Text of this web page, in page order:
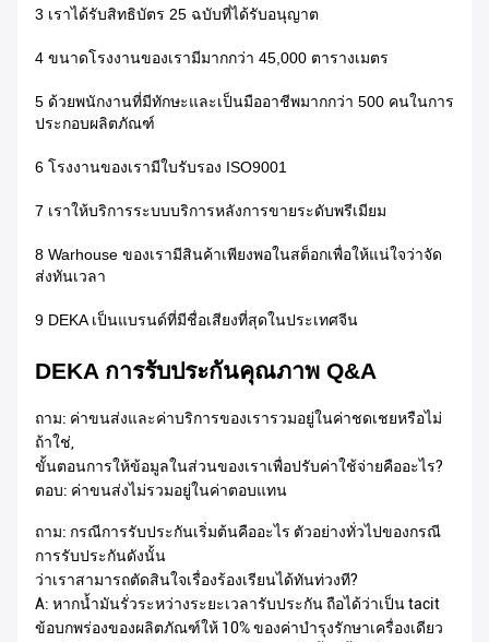
3 เราได้รับสิทธิบัตร 25 ฉบับที่ได้รับอนุญาต
4 ขนาดโรงงานของเรามีมากกว่า 45,000 ตารางเมตร
5 ด้วยพนักงานที่มีทักษะและเป็นมืออาชีพมากกว่า 500 คนในการ
ประกอบผลิตภัณฑ์
6 โรงงานของเรามีใบรับรอง ISO9001
7 เราให้บริการระบบบริการหลังการขายระดับพรีเมียม
8 Warhouse ของเรามีสินค้าเพียงพอในสต็อกเพื่อให้แน่ใจว่าจัด
ส่งทันเวลา
9 DEKA เป็นแบรนด์ที่มีชื่อเสียงที่สุดในประเทศจีน
DEKA การรับประกันคุณภาพ Q&A
ถาม: ค่าขนส่งและค่าบริการของเรารวมอยู่ในค่าชดเชยหรือไม่
ถ้าใช่,
ขั้นตอนการให้ข้อมูลในส่วนของเราเพื่อปรับค่าใช้จ่ายคืออะไร?
ตอบ: ค่าขนส่งไม่รวมอยู่ในค่าตอบแทน
ถาม: กรณีการรับประกันเริ่มต้นคืออะไร ตัวอย่างทั่วไปของกรณี
การรับประกันดังนั้น
ว่าเราสามารถตัดสินใจเรื่องร้องเรียนได้ทันท่วงที?
A: หากน้ำมันรั่วระหว่างระยะเวลารับประกัน ถือได้ว่าเป็น tacit
ข้อบกพร่องของผลิตภัณฑ์ให้ 10% ของค่าบำรุงรักษาเครื่องเดียว